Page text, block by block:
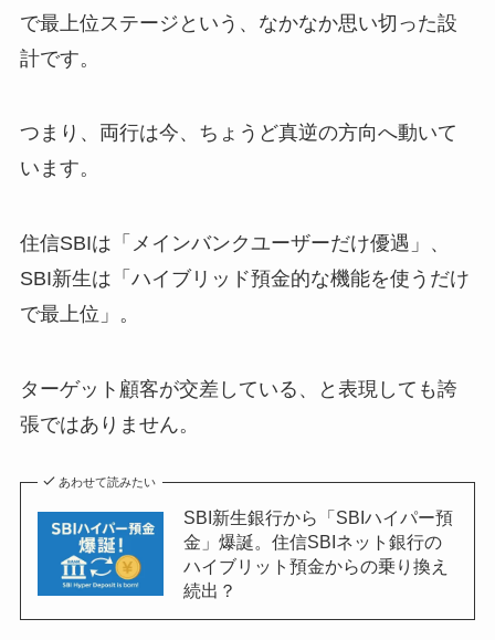
で最上位ステージという、なかなか思い切った設
計です。
つまり、両行は今、ちょうど真逆の方向へ動いて
います。
住信SBIは「メインバンクユーザーだけ優遇」、
SBI新生は「ハイブリッド預金的な機能を使うだけ
で最上位」。
ターゲット顧客が交差している、と表現しても誇
張ではありません。
あわせて読みたい
SBI新生銀行から「SBIハイパー預
金」爆誕。住信SBIネット銀行の
ハイブリット預金からの乗り換え
続出？